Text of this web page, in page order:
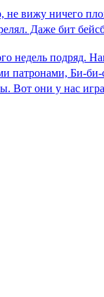
не вижу ничего
Даже бит
недель подряд.
патронами, Би-
Вот они у нас